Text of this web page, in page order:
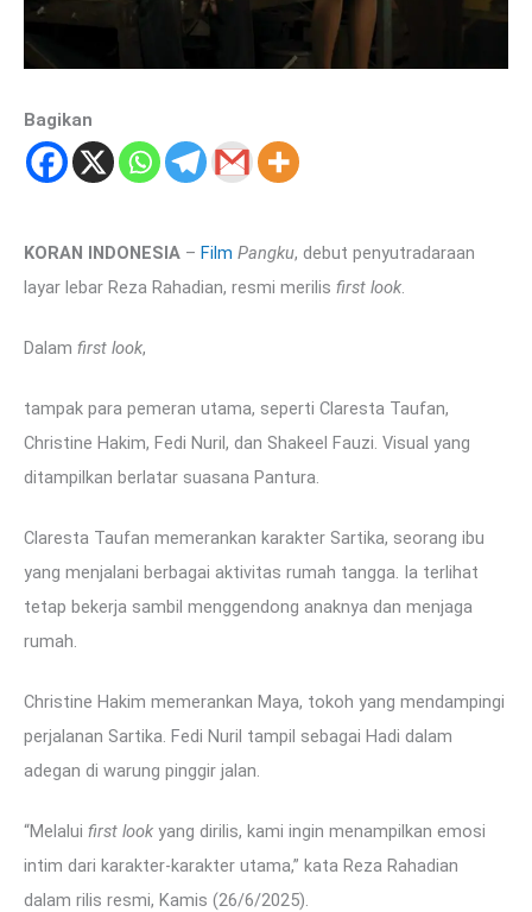
Bagikan
KORAN INDONESIA – Film Pangku, debut penyutradaraan
layar lebar Reza Rahadian, resmi merilis first look.
Dalam first look,
tampak para pemeran utama, seperti Claresta Taufan,
Christine Hakim, Fedi Nuril, dan Shakeel Fauzi. Visual yang
ditampilkan berlatar suasana Pantura.
Claresta Taufan memerankan karakter Sartika, seorang ibu
yang menjalani berbagai aktivitas rumah tangga. Ia terlihat
tetap bekerja sambil menggendong anaknya dan menjaga
rumah.
Christine Hakim memerankan Maya, tokoh yang mendampingi
perjalanan Sartika. Fedi Nuril tampil sebagai Hadi dalam
adegan di warung pinggir jalan.
“Melalui first look yang dirilis, kami ingin menampilkan emosi
intim dari karakter-karakter utama,” kata Reza Rahadian
dalam rilis resmi, Kamis (26/6/2025).